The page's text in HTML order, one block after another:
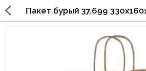
Пакет бурый 37.699